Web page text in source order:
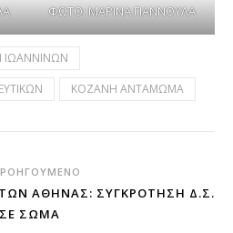
ΦΩΤΟ: ΜΑΡΙΝΑ ΓΙΑΝΝΟΥΛΑ
ΚΟΖΑΝΗ ΑΝΤΑΜΩΜΑ
ΑΘΗΝΑΣ: ΣΥΓΚΡΌΤΗΣΗ Δ.Σ.
ΣΕ ΣΏΜΑ